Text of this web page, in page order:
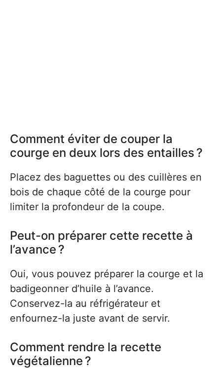
Comment éviter de couper la
courge en deux lors des entailles ?
Placez des baguettes ou des cuillères en
bois de chaque côté de la courge pour
limiter la profondeur de la coupe.
Peut-on préparer cette recette à
l’avance ?
Oui, vous pouvez préparer la courge et la
badigeonner d’huile à l’avance.
Conservez-la au réfrigérateur et
enfournez-la juste avant de servir.
Comment rendre la recette
végétalienne ?